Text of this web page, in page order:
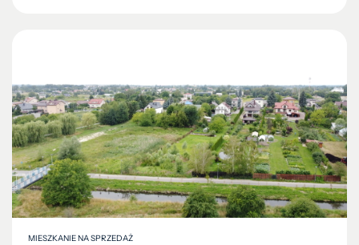
MIESZKANIE NA SPRZEDAŻ